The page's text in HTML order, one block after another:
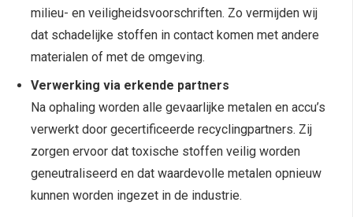
milieu- en veiligheidsvoorschriften. Zo vermijden wij
dat schadelijke stoffen in contact komen met andere
materialen of met de omgeving.
Verwerking via erkende partners
Na ophaling worden alle gevaarlijke metalen en accu’s
verwerkt door gecertificeerde recyclingpartners. Zij
zorgen ervoor dat toxische stoffen veilig worden
geneutraliseerd en dat waardevolle metalen opnieuw
kunnen worden ingezet in de industrie.